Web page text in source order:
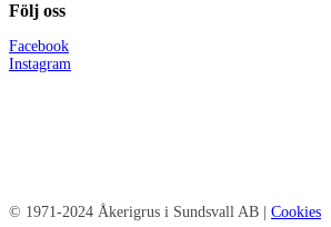
Följ oss
Facebook
Instagram
© 1971-2024 Åkerigrus i Sundsvall AB | Cookies